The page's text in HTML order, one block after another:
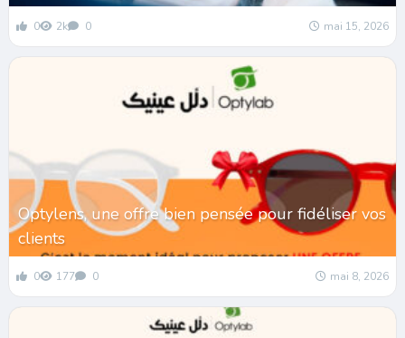
0 2k 0 mai 15, 2026
Optylens, une offre bien pensée pour fidéliser vos
clients
0 177 0 mai 8, 2026